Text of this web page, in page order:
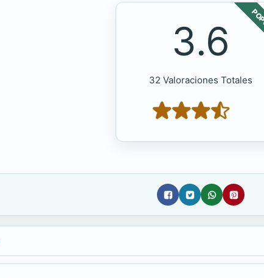
3.6
32 Valoraciones Totales